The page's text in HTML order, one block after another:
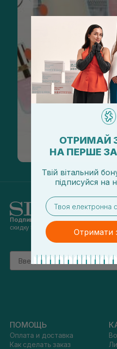
Подпишись на наши новостии
скидку 5% на первый заказ
Email
ПОМОЩЬ
Оплата и доставка
Как сделать заказ
ОТРИМАЙ
НА ПЕРШЕ
Твій вітальний
підписуйся на
email
Отримати